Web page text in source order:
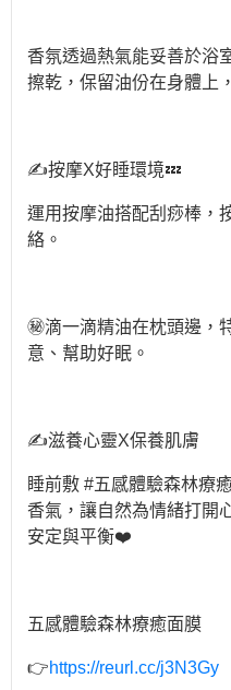
香氛透過熱氣能妥善於浴
擦乾，保留油份在身體上
✍️按摩X好睡環境💤
運用按摩油搭配刮痧棒，
絡。
㊙️滴一滴精油在枕頭邊，
意、幫助好眠。
✍️滋養心靈X保養肌膚
睡前敷 #五感體驗森林療
香氣，讓自然為情緒打開
安定與平衡❤️
五感體驗森林療癒面膜
👉https://reurl.cc/j3N3Gy